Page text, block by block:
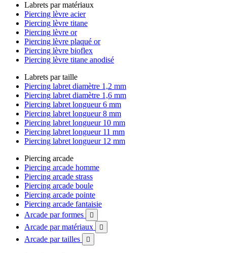
Labrets par matériaux
Piercing lèvre acier
Piercing lèvre titane
Piercing lèvre or
Piercing lèvre plaqué or
Piercing lèvre bioflex
Piercing lèvre titane anodisé
Labrets par taille
Piercing labret diamètre 1,2 mm
Piercing labret diamètre 1,6 mm
Piercing labret longueur 6 mm
Piercing labret longueur 8 mm
Piercing labret longueur 10 mm
Piercing labret longueur 11 mm
Piercing labret longueur 12 mm
Piercing arcade
Piercing arcade homme
Piercing arcade strass
Piercing arcade boule
Piercing arcade pointe
Piercing arcade fantaisie
Arcade par formes

Arcade par matériaux 
Arcade par tailles 